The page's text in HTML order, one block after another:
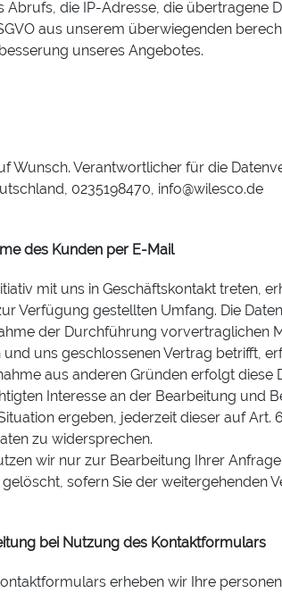
Abrufs, die IP-Adresse, die übertragene
aus unserem überwiegenden
unseres Angebotes.
Wunsch. Verantwortlicher für die
0235198470, info@wilesco.de
des Kunden per E-Mail
mit uns in Geschäftskontakt treten,
Verfügung gestellten Umfang. Die
der Durchführung vorvertraglichen
uns geschlossenen Vertrag betrifft,
aus anderen Gründen erfolgt diese
Interesse an der Bearbeitung und
ergeben, jederzeit dieser auf Art.
zu widersprechen.
wir nur zur Bearbeitung Ihrer
sofern Sie der weitergehenden
bei Nutzung des Kontaktformulars
erheben wir Ihre